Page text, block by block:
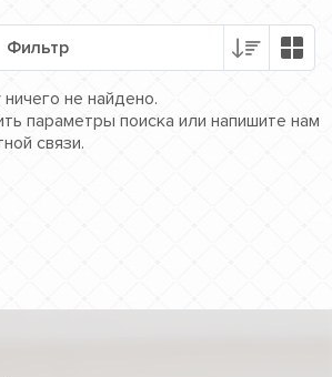
Фильтр
не найдено.
параметры поиска или напишите нам
связи.